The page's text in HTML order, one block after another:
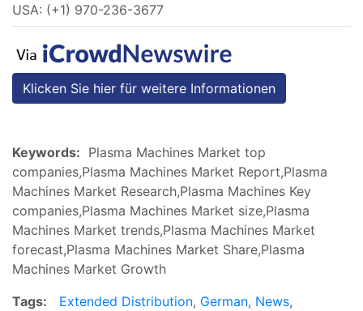
USA: (+1) 970-236-3677
Klicken Sie hier für weitere Informationen
Keywords: Plasma Machines Market top
companies,Plasma Machines Market Report,Plasma
Machines Market Research,Plasma Machines Key
companies,Plasma Machines Market size,Plasma
Machines Market trends,Plasma Machines Market
forecast,Plasma Machines Market Share,Plasma
Machines Market Growth
Tags:
Extended Distribution, German, News,